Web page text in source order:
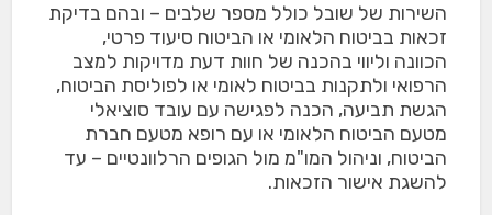
השירות של שובל כולל מספר שלבים – ובהם בדיקת
זכאות בביטוח הלאומי או הביטוח סיעוד פרטי,
הכוונה וליווי בהכנה של חוות דעת מדויקות למצב
הרפואי ולתקנות בביטוח לאומי או לפוליסת הביטוח,
הגשת תביעה, הכנה לפגישה עם עובד סוציאלי
מטעם הביטוח הלאומי או עם רופא מטעם חברת
הביטוח, וניהול המו"מ מול הגופים הרלוונטיים – עד
להשגת אישור הזכאות.